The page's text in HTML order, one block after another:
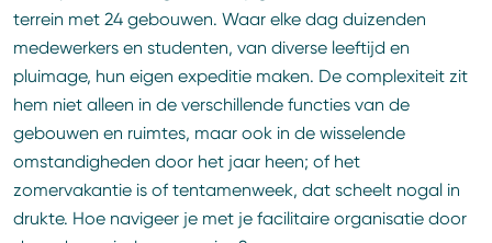
terrein met 24 gebouwen. Waar elke dag duizenden
medewerkers en studenten, van diverse leeftijd en
pluimage, hun eigen expeditie maken. De complexiteit zit
hem niet alleen in de verschillende functies van de
gebouwen en ruimtes, maar ook in de wisselende
omstandigheden door het jaar heen; of het
zomervakantie is of tentamenweek, dat scheelt nogal in
drukte. Hoe navigeer je met je facilitaire organisatie door